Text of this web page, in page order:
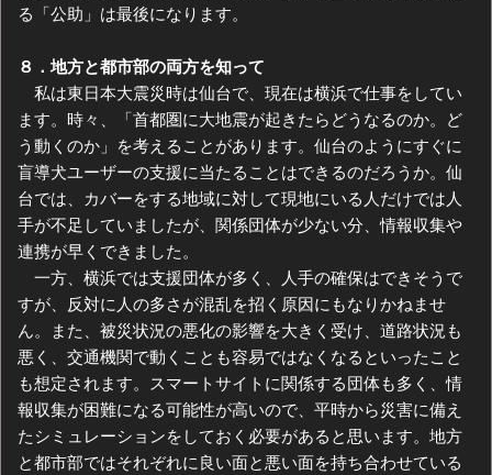
る「公助」は最後になります。
８．地方と都市部の両方を知って
私は東日本大震災時は仙台で、現在は横浜で仕事をしてい
ます。時々、「首都圏に大地震が起きたらどうなるのか。ど
う動くのか」を考えることがあります。仙台のようにすぐに
盲導犬ユーザーの支援に当たることはできるのだろうか。仙
台では、カバーをする地域に対して現地にいる人だけでは人
手が不足していましたが、関係団体が少ない分、情報収集や
連携が早くできました。
一方、横浜では支援団体が多く、人手の確保はできそうで
すが、反対に人の多さが混乱を招く原因にもなりかねませ
ん。また、被災状況の悪化の影響を大きく受け、道路状況も
悪く、交通機関で動くことも容易ではなくなるといったこと
も想定されます。スマートサイトに関係する団体も多く、情
報収集が困難になる可能性が高いので、平時から災害に備え
たシミュレーションをしておく必要があると思います。地方
と都市部ではそれぞれに良い面と悪い面を持ち合わせている